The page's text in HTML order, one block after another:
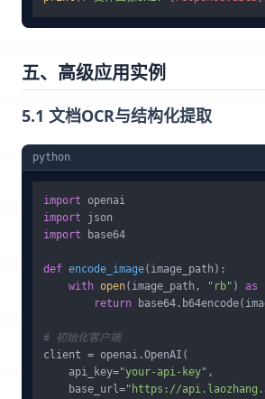
五、高级应用实例
5.1 文档OCR与结构化提取
python
import
import
import base64
def encode_image( image_path ):
with open(image_path, "rb" ) as
return
# 初始化客户端
client = openai.OpenAI(
    api_key=
"your-api-key" ,
    base_url=
"https://